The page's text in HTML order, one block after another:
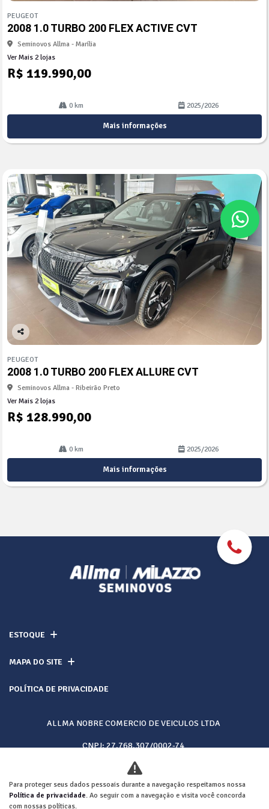
arti
lhe
PEUGEOT
2008 1.0 TURBO 200 FLEX ACTIVE CVT
Seminovos Allma - Marília
Ver Mais 2 lojas
R$ 119.990,00
0 km 2025/2026
Mais informações
Co
arti
lhe
PEUGEOT
2008 1.0 TURBO 200 FLEX ALLURE CVT
Seminovos Allma - Ribeirão Preto
Ver Mais 2 lojas
R$ 128.990,00
0 km 2025/2026
Mais informações
ESTOQUE
MAPA DO SITE
POLÍTICA DE PRIVACIDADE
ALLMA NOBRE COMERCIO DE VEICULOS LTDA
CNPJ: 27.768.307/0002-74
Desacelere. Seu bem maior é a vida.
Para proteger seus dados pessoais durante a navegação respeitamos nossa
Política de privacidade. Ao seguir com a navegação e visita você concorda
com nossas políticas.